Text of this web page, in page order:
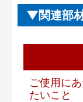
関連部
ご使用に
たいこと